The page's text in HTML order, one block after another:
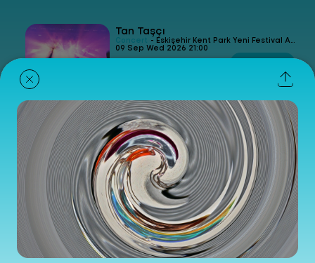
Tan Taşçı
Concert
- Eskişehir Kent Park Yeni Festival Alanı
09 Sep Wed 2026 21:00
Model
Activity
23 Sep Wed 2026 21:00
Get Ticket